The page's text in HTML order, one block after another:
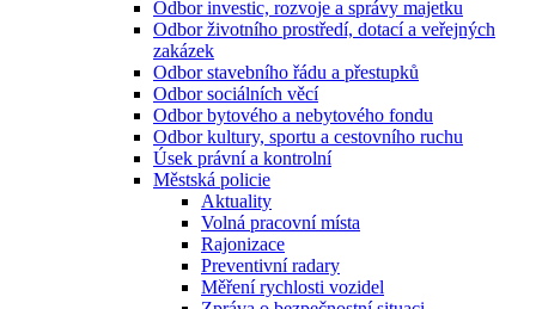
Odbor investic, rozvoje a správy majetku
Odbor životního prostředí, dotací a veřejných
zakázek
Odbor stavebního řádu a přestupků
Odbor sociálních věcí
Odbor bytového a nebytového fondu
Odbor kultury, sportu a cestovního ruchu
Úsek právní a kontrolní
Městská policie
Aktuality
Volná pracovní místa
Rajonizace
Preventivní radary
Měření rychlosti vozidel